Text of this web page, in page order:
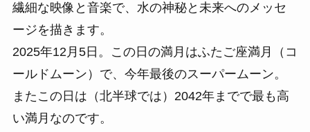
繊細な映像と音楽で、水の神秘と未来へのメッセ
ージを描きます。
2025年12月5日。この日の満月はふたご座満月（コ
ールドムーン）で、今年最後のスーパームーン。
またこの日は（北半球では）2042年までで最も高
い満月なのです。